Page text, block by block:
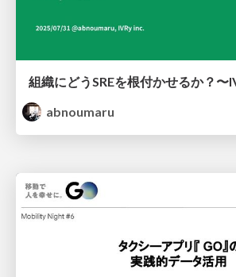
組織にどうSREを根付かせるか？〜
abnoumaru